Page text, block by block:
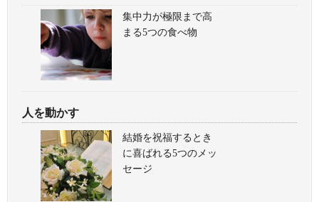
集中力が極限まで高
まる5つの食べ物
人を動かす
結婚を祝福するとき
に喜ばれる5つのメッ
セージ